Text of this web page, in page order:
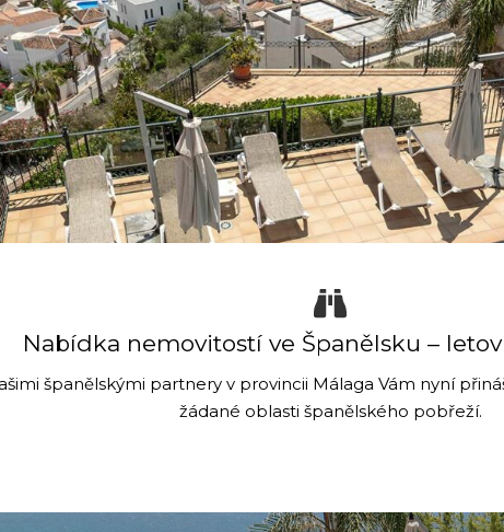
Nabídka nemovitostí ve Španělsku –
španělskými partnery v provincii Málaga Vám nyní
žádané oblasti španělského pobřeží.